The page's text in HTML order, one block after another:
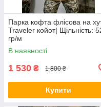
Парка кофта флісова на
Traveler койот| Щільність:
гр/м
В наявності
1 530 ₴ 1 800 ₴
Купити